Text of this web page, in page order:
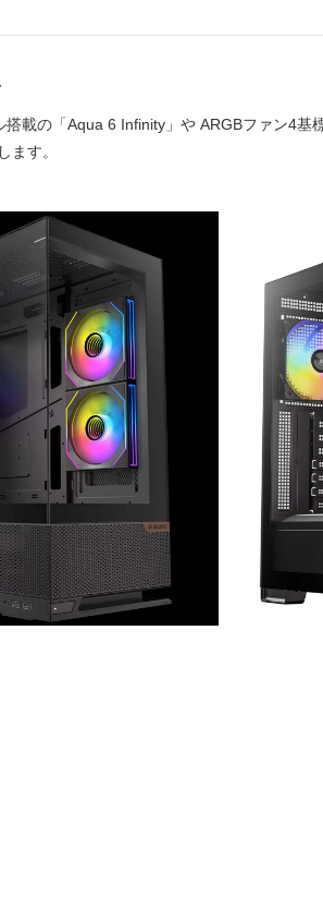
載の「Aqua 6 Infinity」や ARGBファン4基
ます。